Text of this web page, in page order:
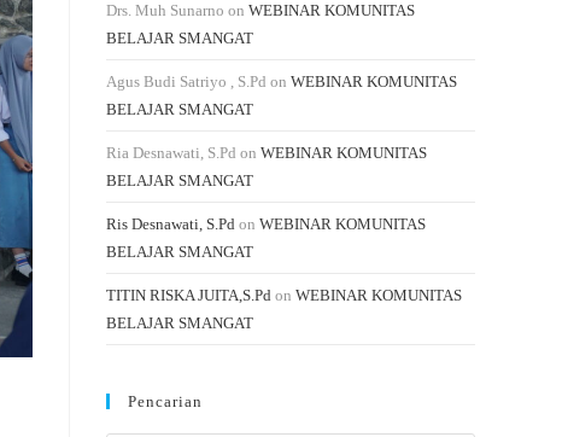
Drs. Muh Sunarno on WEBINAR KOMUNITAS
BELAJAR SMANGAT
Agus Budi Satriyo , S.Pd on WEBINAR KOMUNITAS
BELAJAR SMANGAT
Ria Desnawati, S.Pd on WEBINAR KOMUNITAS
BELAJAR SMANGAT
Ris Desnawati, S.Pd on WEBINAR KOMUNITAS
BELAJAR SMANGAT
TITIN RISKA JUITA,S.Pd on WEBINAR KOMUNITAS
BELAJAR SMANGAT
Pencarian